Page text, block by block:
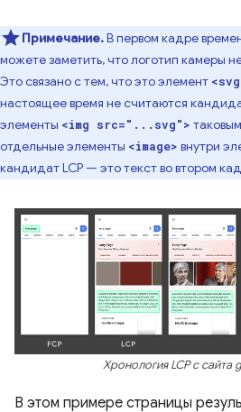
Примечание.В первом кадре
можете заметить, что логотип камеры
Это связано с тем, что это элемент
настоящее время не считаются
элементы <img src="...svg">
отдельные элементы <image> внутри
кандидат LCP — это текст во втором
Хронология LCP с сайта
В этом примере страницы